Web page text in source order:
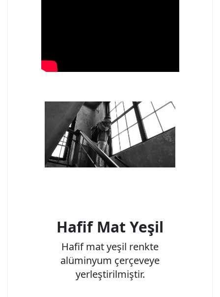
Hafif Mat Yeşil
Hafif mat yeşil renkte
alüminyum çerçeveye
yerleştirilmiştir.